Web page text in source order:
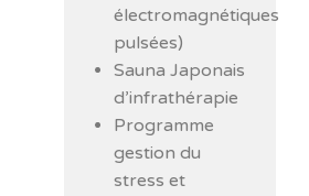
électromagnétiques
pulsées)
Sauna Japonais
d’infrathérapie
Programme
gestion du
stress et